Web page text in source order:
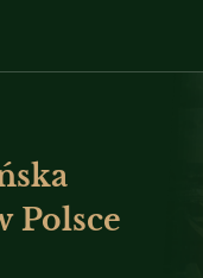
Polsce